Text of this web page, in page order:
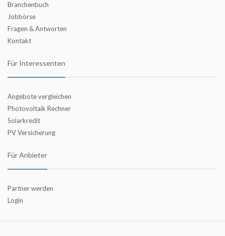
Branchenbuch
Jobbörse
Fragen & Antworten
Kontakt
Für Interessenten
Angebote vergleichen
Photovoltaik Rechner
Solarkredit
PV Versicherung
Für Anbieter
Partner werden
Login